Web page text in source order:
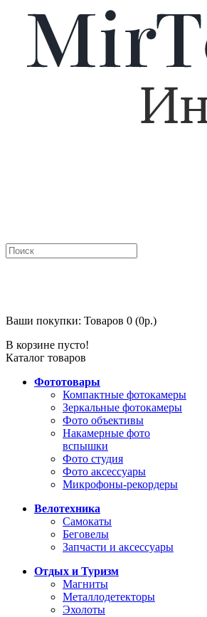
Ваши покупки: Товаров 0 (0р.)
В корзине пусто!
Каталог товаров
Фототовары
Компактные фотокамеры
Зеркальные фотокамеры
Фото объективы
Накамерные фото
вспышки
Фото студия
Фото аксессуары
Микрофоны-рекордеры
Велотехника
Самокаты
Беговелы
Запчасти и аксессуары
Отдых и Туризм
Магниты
Металлодетекторы
Эхолоты